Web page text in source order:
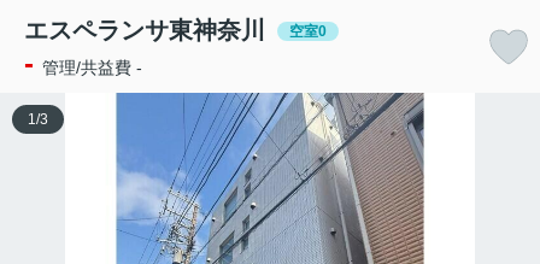
エスペランサ東神奈川 空室0
- 管理/共益費 -
1/3